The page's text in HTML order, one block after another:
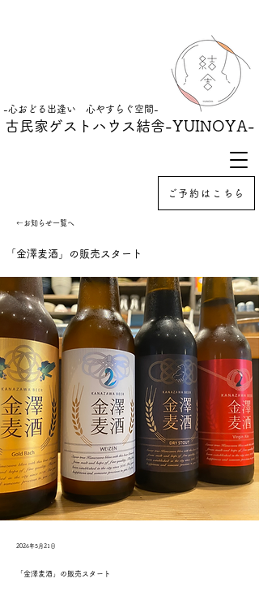
-心おどる出逢い 心やすらぐ空間-
古民家ゲストハウス結舎-YUINOYA-
ご予約はこちら
←お知らせ一覧へ
「金澤麦酒」の販売スタート
2026年5月21日
「金澤麦酒」の販売スタート